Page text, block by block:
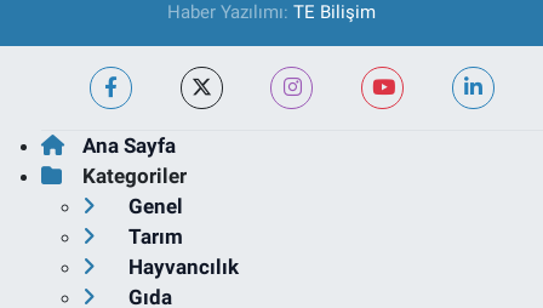
Haber Yazılımı: TE Bilişim
Ana Sayfa
Kategoriler
Genel
Tarım
Hayvancılık
Gıda